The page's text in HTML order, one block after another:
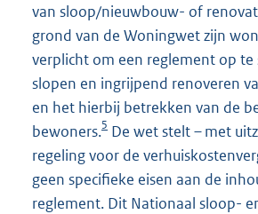
van sloop/nieuwbouw- of
grond van de Woningwet zijn
verplicht om een reglement op
slopen en ingrijpend renoveren
en het hierbij betrekken van de
bewoners.5 De wet stelt – met
regeling voor de
geen specifieke eisen aan de
reglement. Dit Nationaal sloop-